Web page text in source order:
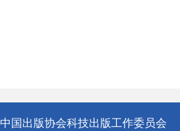
中国出版协会科技出版工作委员会